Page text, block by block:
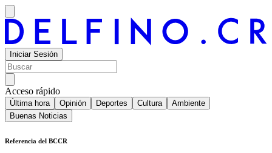
Iniciar Sesión
Acceso rápido
Última hora Opinión Deportes Cultura
Ambiente
Buenas Noticias
Referencia del BCCR